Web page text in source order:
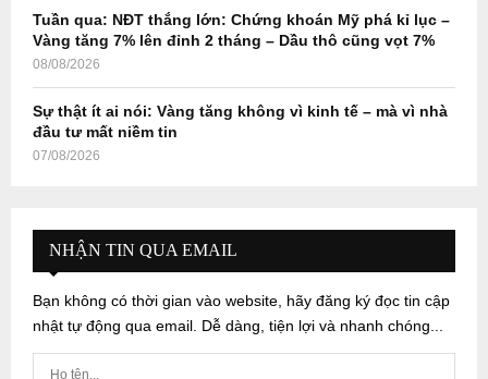
Tuần qua: NĐT thắng lớn: Chứng khoán Mỹ phá kỉ lục –
Vàng tăng 7% lên đỉnh 2 tháng – Dầu thô cũng vọt 7%
08/08/2026
Sự thật ít ai nói: Vàng tăng không vì kinh tế – mà vì nhà
đầu tư mất niềm tin
07/08/2026
NHẬN TIN QUA EMAIL
Bạn không có thời gian vào website, hãy đăng ký đọc tin cập
nhật tự động qua email. Dễ dàng, tiện lợi và nhanh chóng...